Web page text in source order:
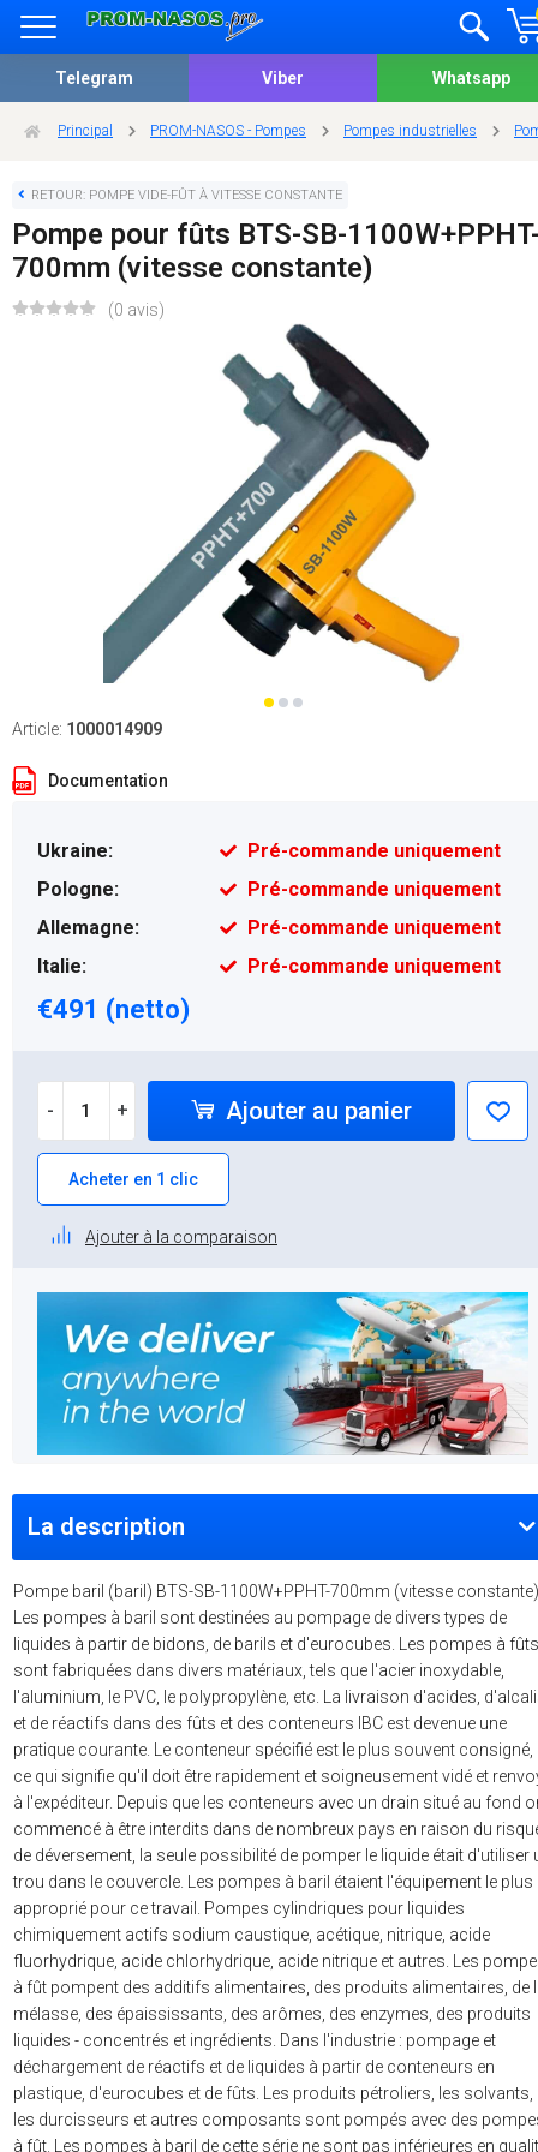
Telegram Viber Whatsapp
Principal PROM-NASOS - Pompes Pompes industrielles
RETOUR: POMPE VIDE-FÛT À VITESSE CONSTANTE
Pompe pour fûts BTS-SB-
700mm (vitesse constante)
(0 avis)
Article: 1000014909
Documentation
Ukraine:
Pré-commande uniquement
Pologne:
Pré-commande uniquement
Allemagne:
Pré-commande uniquement
Italie:
Pré-commande uniquement
€491 (netto)
- + Ajouter au panier
Acheter en 1 clic
Ajouter à la comparaison
La description
Pompe baril (baril) BTS-SB-1100W+PPHT-700mm (vitesse
Les pompes à baril sont destinées au pompage de divers types de
liquides à partir de bidons, de barils et d'eurocubes. Les pompes à fûts
sont fabriquées dans divers matériaux, tels que l'acier inoxydable,
l'aluminium, le PVC, le polypropylène, etc. La livraison d'acides,
et de réactifs dans des fûts et des conteneurs IBC est devenue une
pratique courante. Le conteneur spécifié est le plus souvent consigné,
ce qui signifie qu'il doit être rapidement et soigneusement vidé et
à l'expéditeur. Depuis que les conteneurs avec un drain situé au fond
commencé à être interdits dans de nombreux pays en raison du
de déversement, la seule possibilité de pomper le liquide était d'utiliser
trou dans le couvercle. Les pompes à baril étaient l'équipement le plus
approprié pour ce travail. Pompes cylindriques pour liquides
chimiquement actifs sodium caustique, acétique, nitrique, acide
fluorhydrique, acide chlorhydrique, acide nitrique et autres. Les
à fût pompent des additifs alimentaires, des produits alimentaires, de
mélasse, des épaississants, des arômes, des enzymes, des produits
liquides - concentrés et ingrédients. Dans l'industrie : pompage et
déchargement de réactifs et de liquides à partir de conteneurs en
plastique, d'eurocubes et de fûts. Les produits pétroliers, les solvants,
les durcisseurs et autres composants sont pompés avec des
à fût. Les pompes à baril de cette série ne sont pas inférieures en